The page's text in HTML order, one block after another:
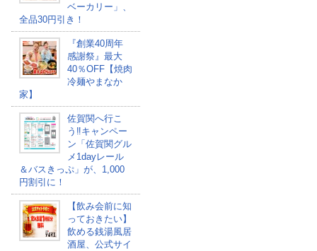
ベーカリー」、
全品30円引き！
『創業40周年
感謝祭』最大
40％OFF【焼肉
冷麺やまなか
家】
佐賀関へ行こ
う‼キャンペー
ン「佐賀関グル
メ1dayレール
＆バスきっぷ」が、1,000
円割引に！
【飲み会前に知
っておきたい】
飲める銭湯風居
酒屋、公式サイ